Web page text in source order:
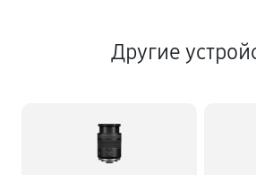
Другие